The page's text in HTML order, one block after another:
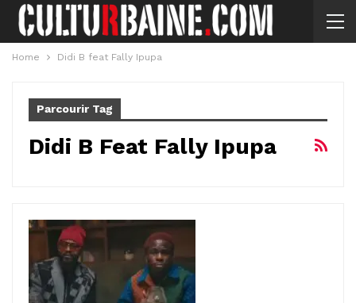
Home Didi B feat Fally Ipupa
Parcourir Tag
Didi B Feat Fally Ipupa